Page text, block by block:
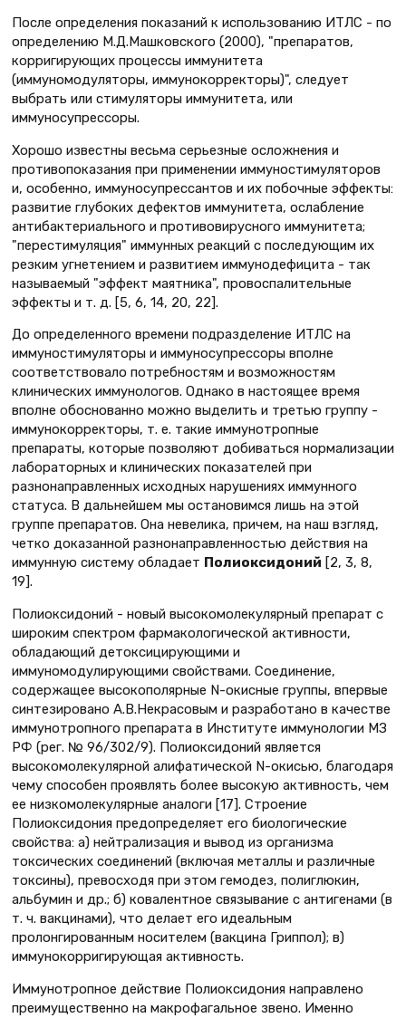
После определения показаний к использованию ИТЛС - по
определению М.Д.Машковского (2000), "препаратов,
корригирующих процессы иммунитета
(иммуномодуляторы, иммунокорректоры)", следует
выбрать или стимуляторы иммунитета, или
иммуносупрессоры.
Хорошо известны весьма серьезные осложнения и
противопоказания при применении иммуностимуляторов
и, особенно, иммуносупрессантов и их побочные эффекты:
развитие глубоких дефектов иммунитета, ослабление
антибактериального и противовирусного иммунитета;
"перестимуляция" иммунных реакций с последующим их
резким угнетением и развитием иммунодефицита - так
называемый "эффект маятника", провоспалительные
эффекты и т. д. [5, 6, 14, 20, 22].
До определенного времени подразделение ИТЛС на
иммуностимуляторы и иммуносупрессоры вполне
соответствовало потребностям и возможностям
клинических иммунологов. Однако в настоящее время
вполне обоснованно можно выделить и третью группу -
иммунокорректоры, т. е. такие иммунотропные
препараты, которые позволяют добиваться нормализации
лабораторных и клинических показателей при
разнонаправленных исходных нарушениях иммунного
статуса. В дальнейшем мы остановимся лишь на этой
группе препаратов. Она невелика, причем, на наш взгляд,
четко доказанной разнонаправленностью действия на
иммунную систему обладает Полиоксидоний [2, 3, 8,
19].
Полиоксидоний - новый высокомолекулярный препарат с
широким спектром фармакологической активности,
обладающий детоксицирующими и
иммуномодулирующими свойствами. Соединение,
содержащее высокополярные N-окисные группы, впервые
синтезировано А.В.Некрасовым и разработано в качестве
иммунотропного препарата в Институте иммунологии МЗ
РФ (рег. № 96/302/9). Полиоксидоний является
высокомолекулярной алифатической N-окисью, благодаря
чему способен проявлять более высокую активность, чем
ее низкомолекулярные аналоги [17]. Строение
Полиоксидония предопределяет его биологические
свойства: а) нейтрализация и вывод из организма
токсических соединений (включая металлы и различные
токсины), превосходя при этом гемодез, полиглюкин,
альбумин и др.; б) ковалентное связывание с антигенами (в
т. ч. вакцинами), что делает его идеальным
пролонгированным носителем (вакцина Гриппол); в)
иммунокорригирующая активность.
Иммунотропное действие Полиоксидония направлено
преимущественно на макрофагальное звено. Именно